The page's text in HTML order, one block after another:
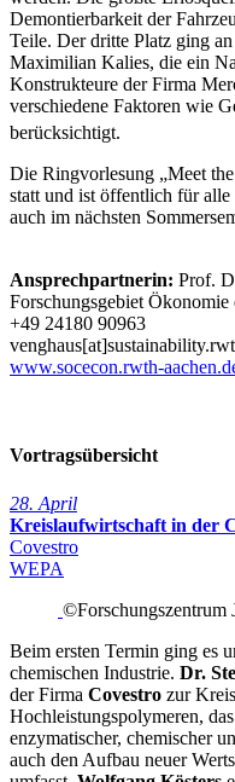
Demontierbarkeit der
Teile. Der dritte Platz ging
Maximilian Kalies, die ein
Konstrukteure der Firma
verschiedene Faktoren wie
berücksichtigt.
Die Ringvorlesung „Meet
statt und ist öffentlich für
auch im nächsten
Ansprechpartnerin: Prof.
Forschungsgebiet
+49 24180 90963
www.socecon.rwth-
Vortragsübersicht
28. April
Kreislaufwirtschaft in der
Covestro
WEPA
©Forschungszentrum
Beim ersten Termin ging es
chemischen Industrie. Dr.
der Firma Covestro zur
Hochleistungspolymeren,
enzymatischer, chemischer
auch den Aufbau neuer